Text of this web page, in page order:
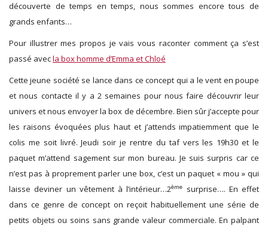
découverte de temps en temps, nous sommes encore tous de
grands enfants…
Pour illustrer mes propos je vais vous raconter comment ça s’est
passé avecla box homme d’Emma et Chloé
Cette jeune société se lance dans ce concept qui a le vent en poupe
et nous contacte il y a 2 semaines pour nous faire découvrir leur
univers et nous envoyer la box de décembre. Bien sûr j’accepte pour
les raisons évoquées plus haut et j’attends impatiemment que le
colis me soit livré. Jeudi soir je rentre du taf vers les 19h30 et le
paquet m’attend sagement sur mon bureau. Je suis surpris car ce
n’est pas à proprement parler une box, c’est un paquet « mou » qui
laisse deviner un vêtement à l’intérieur…2ème
surprise…. En effet
dans ce genre de concept on reçoit habituellement une série de
petits objets ou soins sans grande valeur commerciale. En palpant